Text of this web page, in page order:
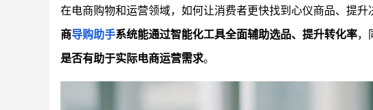
在电商购物和运营领域，如何让消费者更快找到心仪商品、提
商导购助手系统能通过智能化工具全面辅助选品、提升转化率，
是否有助于实际电商运营需求。